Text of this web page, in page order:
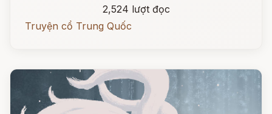
2,524 lượt đọc
Truyện cổ Trung Quốc